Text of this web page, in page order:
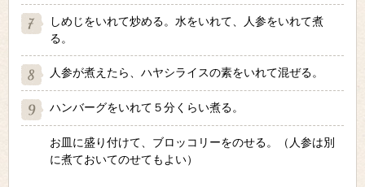
しめじをいれて炒める。水をいれて、人参をいれて煮
る。
人参が煮えたら、ハヤシライスの素をいれて混ぜる。
ハンバーグをいれて５分くらい煮る。
お皿に盛り付けて、ブロッコリーをのせる。（人参は別
に煮ておいてのせてもよい）